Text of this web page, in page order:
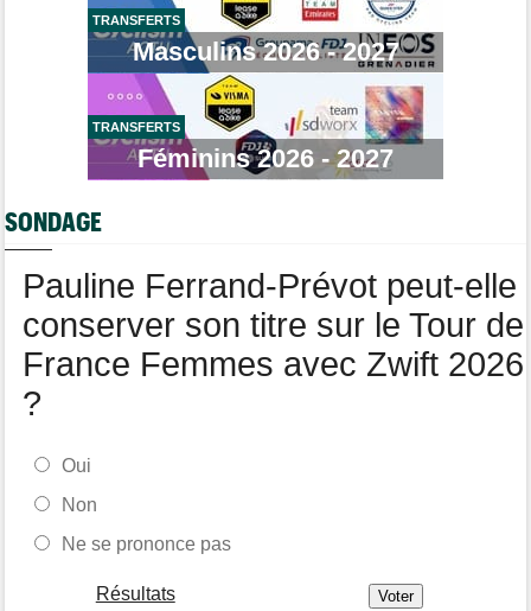
Transfert
Lotto-Intermarché fait passer pro trois jeunes de sa formation
08/08
Transfert
Joe Blackmore devrait signer chez une armada du WorldTour
Route
Émilien Jacquelin va faire ses débuts en compétition le 16 août
La sélection française pour les Championnats du monde
TRANSFERTS
Masculins 2026 - 2027
TRANSFERTS
Féminins 2026 - 2027
SONDAGE
Pauline Ferrand-Prévot peut-elle
conserver son titre sur le Tour de
France Femmes avec Zwift 2026
?
Oui
Non
Ne se prononce pas
Résultats